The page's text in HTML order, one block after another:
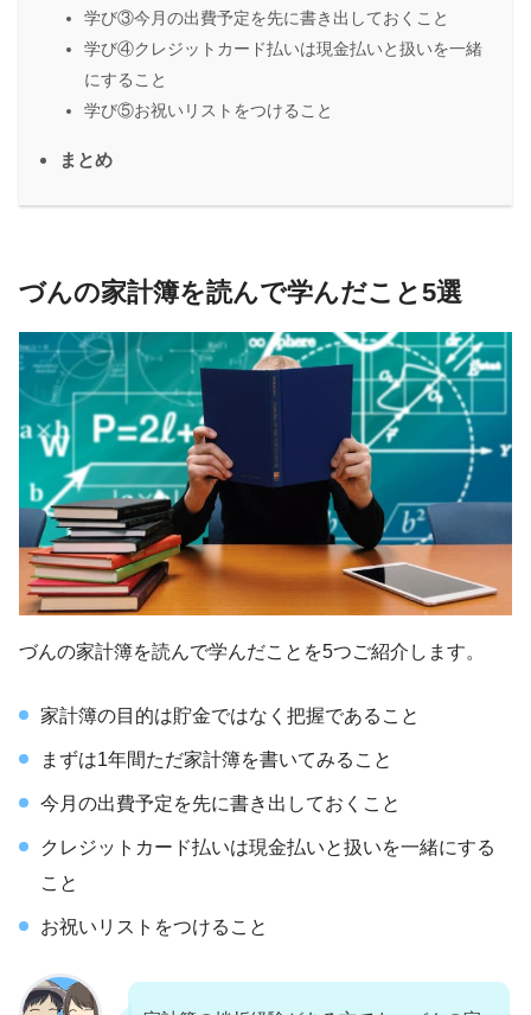
学び③今月の出費予定を先に書き出しておくこと
学び④クレジットカード払いは現金払いと扱いを一緒
にすること
学び⑤お祝いリストをつけること
まとめ
づんの家計簿を読んで学んだこと5選
づんの家計簿を読んで学んだことを5つご紹介します。
家計簿の目的は貯金ではなく把握であること
まずは1年間ただ家計簿を書いてみること
今月の出費予定を先に書き出しておくこと
クレジットカード払いは現金払いと扱いを一緒にする
こと
お祝いリストをつけること